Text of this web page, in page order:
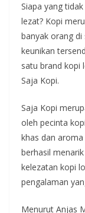
Siapa yang
lezat? Kopi
banyak orang
keunikan
satu brand kopi
Saja Kopi.
Saja Kopi
oleh pecinta
khas dan
berhasil
kelezatan kopi
pengalaman
Menurut Anjas